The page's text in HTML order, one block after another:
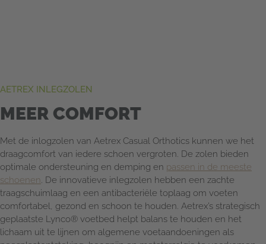
AETREX INLEGZOLEN
MEER COMFORT
Met de inlogzolen van Aetrex Casual Orthotics kunnen we het
draagcomfort van iedere schoen vergroten. De zolen bieden
optimale ondersteuning en demping en passen in de meeste
schoenen. De innovatieve inlegzolen hebben een zachte
traagschuimlaag en een antibacteriële toplaag om voeten
comfortabel, gezond en schoon te houden. Aetrex’s strategisch
geplaatste Lynco® voetbed helpt balans te houden en het
lichaam uit te lijnen om algemene voetaandoeningen als